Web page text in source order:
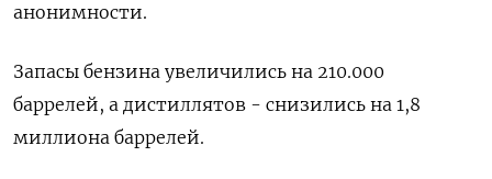
анонимности.
Запасы бензина увеличились на 210.000
баррелей, а дистиллятов - снизились на 1,8
миллиона баррелей.